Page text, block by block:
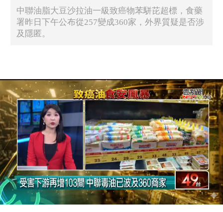
中聯油脂大豆沙拉油一級致癌物苯駢芘超標，食藥
署昨日下午公布從257變成360家，外界質疑是否涉
及隱匿。